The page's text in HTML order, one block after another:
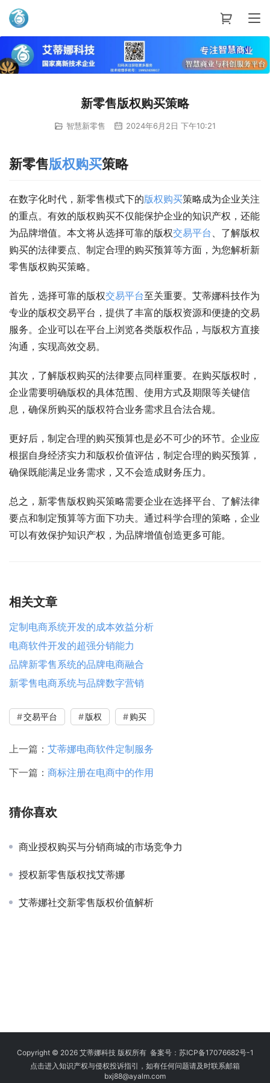
艾蒂娜科技
新零售版权购买策略
智慧新零售 2024年6月2日 下午10:21
新零售版权购买策略
在数字化时代，新零售模式下的版权购买策略成为企业关注
的重点。有效的版权购买不仅能保护企业的知识产权，还能
为品牌增值。本文将从选择可靠的版权交易平台 、了解版权
购买的法律要点、制定合理的购买预算等方面，为您解析新
零售版权购买策略。
首先，选择可靠的版权交易平台至关重要。艾蒂娜科技作为
专业的版权交易平台，提供了丰富的版权资源和便捷的交易
服务。企业可以在平台上浏览各类版权作品，与版权方直接
沟通，实现高效交易。
其次，了解版权购买的法律要点同样重要。在购买版权时，
企业需要明确版权的具体范围、使用方式及期限等关键信
息，确保所购买的版权符合业务需求且合法合规。
更好后，制定合理的购买预算也是必不可少的环节。企业应
根据自身经济实力和版权价值评估，制定合理的购买预算，
确保既能满足业务需求，又不会造成财务压力。
总之，新零售版权购买策略需要企业在选择平台、了解法律
要点和制定预算等方面下功夫。通过科学合理的策略，企业
可以有效保护知识产权，为品牌增值创造更多可能。
相关文章
定制电商系统开发的成本效益分析
电商软件开发的超强分销能力
品牌新零售系统的品牌电商融合
新零售电商系统与品牌数字营销
交易平台 版权 购买
上一篇： 艾蒂娜电商软件定制服务
下一篇： 商标注册在电商中的作用
猜你喜欢
商业授权购买与分销商城的市场竞争力
授权新零售版权找艾蒂娜
艾蒂娜社交新零售版权价值解析
Copyright © 2026 艾蒂娜科技 版权所有 备案号： 苏ICP备17076682号-1
点击进入知识产权与侵权投诉指引，如有任何问题请及时联系邮箱
bxj88@ayalm.com